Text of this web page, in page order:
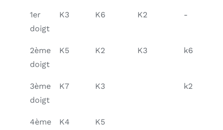
1er
doigt
K3 K6 K2 -
2ème
doigt
K5 K2 K3 k6
3ème
doigt
K7 K3 k2
4ème
K4 K5